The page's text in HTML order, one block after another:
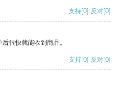
支持[0] 反对[0]
很快就能收到商品。
支持[0] 反对[0]